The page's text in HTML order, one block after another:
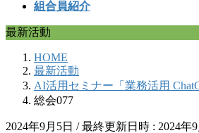
組合員紹介
最新活動
HOME
最新活動
AI活用セミナー「業務活用
総会077
2024年9月5日 / 最終更新日時 : 2024年